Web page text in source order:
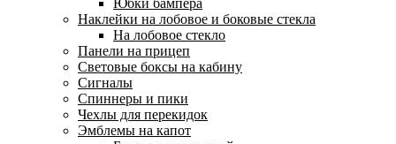
Юбки бампера
Наклейки на лобовое и боковые стекла
На лобовое стекло
Панели на прицеп
Световые боксы на кабину
Сигналы
Спиннеры и пики
Чехлы для перекидок
Эмблемы на капот